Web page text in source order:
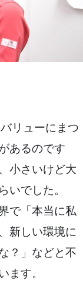
リューにまつ
あるのです
小さいけど大
いでした。
で「本当に私
新しい環境に
？」などと不
ます。